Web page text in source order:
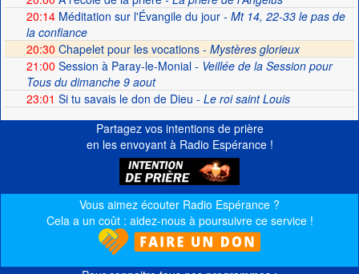
20:14Méditation sur l'Évangile du jour- Mt 14, 22-33 le pas de
la confiance
20:30 Chapelet pour les vocations - Mystères glorieux
21:00 Session à Paray-le-Monial- Veillée de la Session pour
Tous du dimanche 9 aout
23:01 Si tu savais le don de Dieu - Le roi saint Louis
Partagez vos intentions de prière
en les envoyant à Radio Espérance !
Vous aimez écouter Radio Espérance ?
Cela a un coût : aidez-nous à poursuivre ce service !